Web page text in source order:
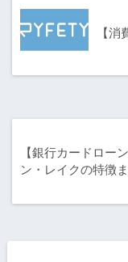
【
【銀行カードロー
ン・レイクの特徴